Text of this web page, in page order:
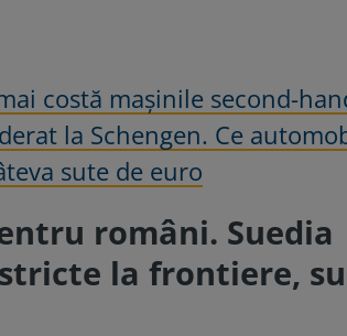
costă maşinile second-
la Schengen. Ce
sute de euro
români. Suedia
la frontiere,